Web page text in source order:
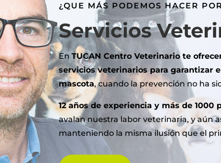
¿QUE MÁS PODEMOS HACER
Servicios
EnTUCAN Centro Veterinario te
servicios veterinarios para garantizar
mascota, cuando la prevención no ha
12 años de experiencia y más de 1000
avalan nuestra labor veterinaria, y aún
manteniendo la misma ilusión que el